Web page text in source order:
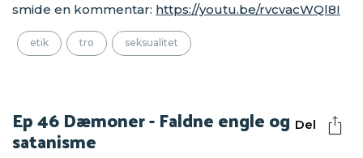
smide en kommentar: https://youtu.be/rvcvacWQl8I
etik tro seksualitet
Del
Ep 46 Dæmoner - Faldne engle og
satanisme